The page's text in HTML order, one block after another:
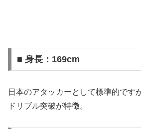
■ 身長：169cm
日本のアタッカーとして標準的です
ドリブル突破が特徴。